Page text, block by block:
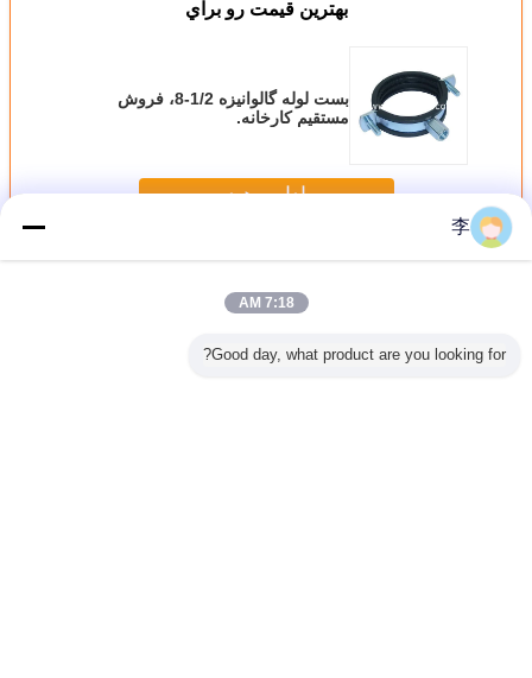
بهترين قيمت رو براي
بست لوله گالوانیزه 1/2-8، فروش
مستقیم کارخانه.
ادامه هید
بیشگیره لوله
李
7:18 AM
Good day, what product are you looking for?